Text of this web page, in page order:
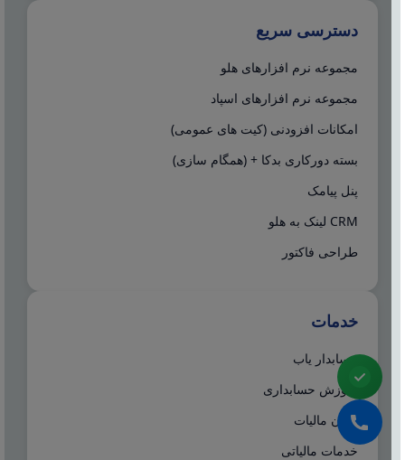
دسترسی سریع
مجموعه نرم افزارهای هلو
مجموعه نرم افزارهای اسپاد
امکانات افزودنی (کیت های عمومی)
بسته دورکاری بدکا + (همگام سازی)
پنل پیامک
CRM لینک به هلو
طراحی فاکتور
خدمات
حسابدار یاب
آموزش حسابداری
ایران مالیات
خدمات مالیاتی